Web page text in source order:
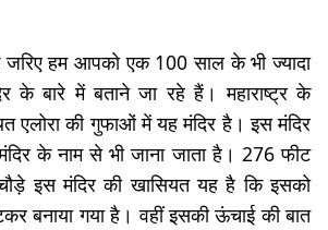
हम आपको एक 100 साल के भी ज्यादा
के बारे में बताने जा रहे हैं। महाराष्ट्र के
एलोरा की गुफाओं में यह मंदिर है। इस मंदिर
के नाम से भी जाना जाता है। 276 फीट
इस मंदिर की खासियत यह है कि इसको
बनाया गया है। वहीं इसकी ऊंचाई की बात